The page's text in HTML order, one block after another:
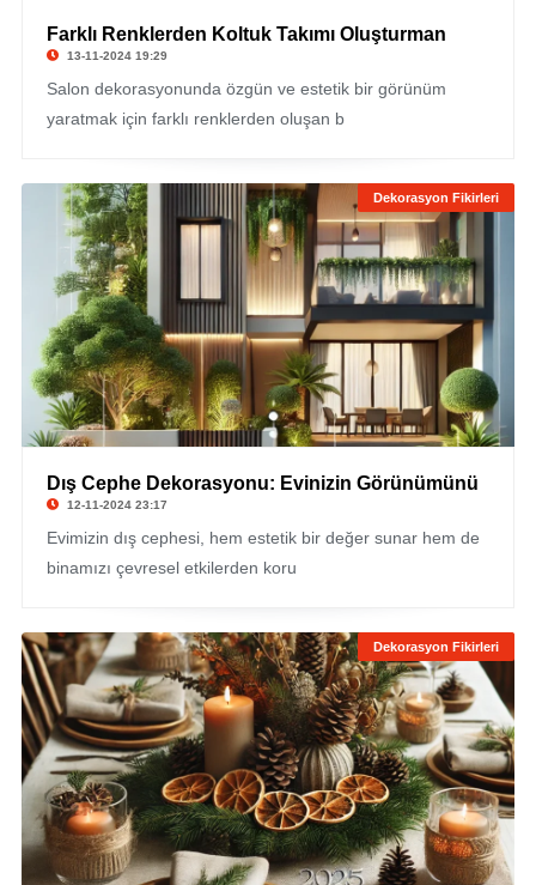
Farklı Renklerden Koltuk Takımı Oluşturman
13-11-2024 19:29
Salon dekorasyonunda özgün ve estetik bir görünüm
yaratmak için farklı renklerden oluşan b
Dekorasyon Fikirleri
Dış Cephe Dekorasyonu: Evinizin Görünümünü
12-11-2024 23:17
Evimizin dış cephesi, hem estetik bir değer sunar hem de
binamızı çevresel etkilerden koru
Dekorasyon Fikirleri